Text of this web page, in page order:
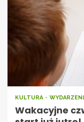
KULTURA
Wakacyjne